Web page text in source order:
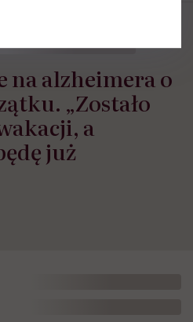
na alzheimera o
„Zostało
a
już